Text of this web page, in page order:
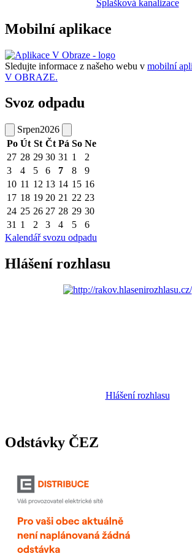
Splašková kanalizace
Mobilní aplikace
Sledujte informace z našeho webu v mobilní
V OBRAZE.
Svoz odpadu
Srpen2026
Po Út St Čt Pá So Ne
27 28 29 30 31 1
2
3
4 5 6 7 8
9
10 11 12 13 14 15 16
17 18 19 20 21 22 23
24 25 26 27 28 29 30
31 1 2 3 4 5
6
Kalendář svozu odpadu
Hlášení rozhlasu
Hlášení rozhlasu
Odstávky ČEZ